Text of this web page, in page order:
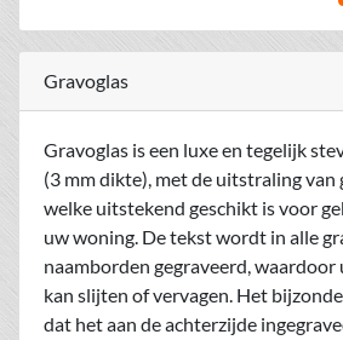
Gravoglas
Gravoglas is een luxe en tegelijk
(3 mm dikte), met de uitstraling van
welke uitstekend geschikt is voor
uw woning. De tekst wordt in alle
naamborden gegraveerd, waardoor
kan slijten of vervagen. Het
dat het aan de achterzijde